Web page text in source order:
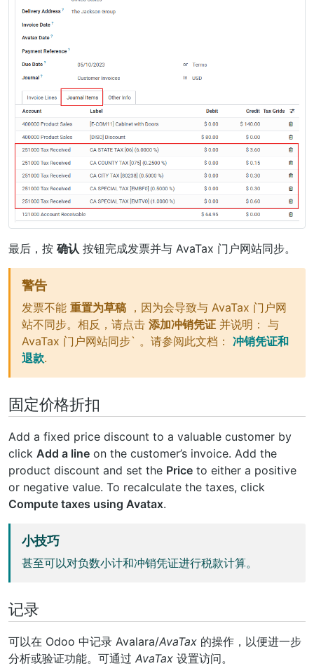
最后，按 确认 按钮完成发票并与 AvaTax 门户网站同步。
警告
发票不能 重置为草稿 ，因为会导致与 AvaTax 门户网
站不同步。相反，请点击 添加冲销凭证 并说明： 与
AvaTax 门户网站同步` 。请参阅此文档： 冲销凭证和
退款.
固定价格折扣
Add a fixed price discount to a valuable customer by
click Add a line on the customer’s invoice. Add the
product discount and set the Price to either a positive
or negative value. To recalculate the taxes, click
Compute taxes using Avatax.
小技巧
甚至可以对负数小计和冲销凭证进行税款计算。
记录
可以在 Odoo 中记录 Avalara/AvaTax 的操作，以便进一步
分析或验证功能。可通过 AvaTax 设置访问。